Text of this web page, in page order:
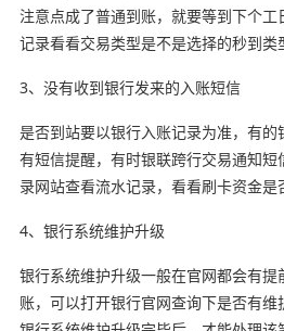
注意点成了普通到账，就要等到下个
记录看看交易类型是不是选择的秒到类
3、没有收到银行发来的入账短信
是否到站要以银行入账记录为准，有
有短信提醒，有时银联跨行交易通知
录网站查看流水记录，看看刷卡资金是
4、银行系统维护升级
银行系统维护升级一般在官网都会有
账，可以打开银行官网查询下是否有